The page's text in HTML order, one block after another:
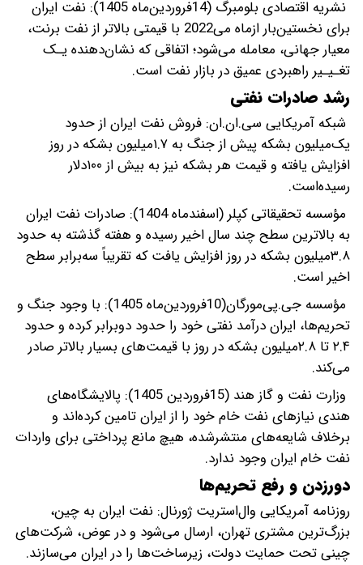
نشریه اقتصادی بلومبرگ (14فروردین‌ماه 1405): نفت ایران
برای نخستین‌بار ازماه می‌2022 با قیمتی بالاتر از نفت برنت،
معیار جهانی، معامله می‌شود؛ اتفاقی که نشان‌دهنده یـک
تغـیـیر راهبردی عمیق در بازار نفت است.
رشد صادرات نفتی
شبکه آمریکایی سی.ان.ان: فروش نفت ایران از حدود
یک‌میلیون بشکه پیش از جنگ به ۱.۷میلیون بشکه در روز
افزایش یافته و قیمت هر بشکه نیز به بیش از ۱۰۰دلار
رسیده‌است.
مؤسسه تحقیقاتی کپلر (اسفندماه 1404): صادرات نفت ایران
به بالاترین سطح چند سال اخیر رسیده و هفته گذشته به حدود
۳.۸میلیون بشکه در روز افزایش یافت که تقریباً سه‌برابر سطح
اخیر است.
مؤسسه جی.پی‌مورگان(10فروردین‌ماه 1405): با وجود جنگ و
تحریم‌ها، ایران درآمد نفتی خود را حدود دوبرابر کرده و حدود
۲.۴ تا ۲.۸میلیون بشکه در روز با قیمت‌های بسیار بالاتر صادر
می‌کند.
وزارت نفت و گاز هند (15فروردین 1405): پالایشگاه‌های
هندی نیازهای نفت خام خود را از ایران تامین کرده‌اند و
برخلاف شایعه‌های منتشرشده، هیچ مانع پرداختی برای واردات
نفت خام ایران وجود ندارد.
دورزدن و رفع تحریم‌ها
روزنامه آمریکایی وال‌استریت ژورنال: نفت ایران به چین،
بزرگ‌ترین مشتری تهران، ارسال می‌شود و در عوض، شرکت‌های
چینی تحت حمایت دولت، زیرساخت‌ها را در ایران می‌سازند.